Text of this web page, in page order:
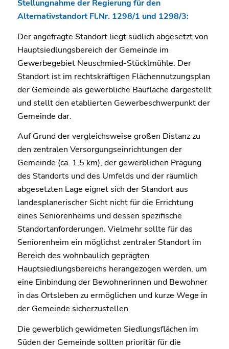
Stellungnahme der Regierung für den
Alternativstandort Fl.Nr. 1298/1 und 1298/3:
Der angefragte Standort liegt südlich abgesetzt von
Hauptsiedlungsbereich der Gemeinde im
Gewerbegebiet Neuschmied-Stücklmühle. Der
Standort ist im rechtskräftigen Flächennutzungsplan
der Gemeinde als gewerbliche Baufläche dargestellt
und stellt den etablierten Gewerbeschwerpunkt der
Gemeinde dar.
Auf Grund der vergleichsweise großen Distanz zu
den zentralen Versorgungseinrichtungen der
Gemeinde (ca. 1,5 km), der gewerblichen Prägung
des Standorts und des Umfelds und der räumlich
abgesetzten Lage eignet sich der Standort aus
landesplanerischer Sicht nicht für die Errichtung
eines Seniorenheims und dessen spezifische
Standortanforderungen. Vielmehr sollte für das
Seniorenheim ein möglichst zentraler Standort im
Bereich des wohnbaulich geprägten
Hauptsiedlungsbereichs herangezogen werden, um
eine Einbindung der Bewohnerinnen und Bewohner
in das Ortsleben zu ermöglichen und kurze Wege in
der Gemeinde sicherzustellen.
Die gewerblich gewidmeten Siedlungsflächen im
Süden der Gemeinde sollten prioritär für die